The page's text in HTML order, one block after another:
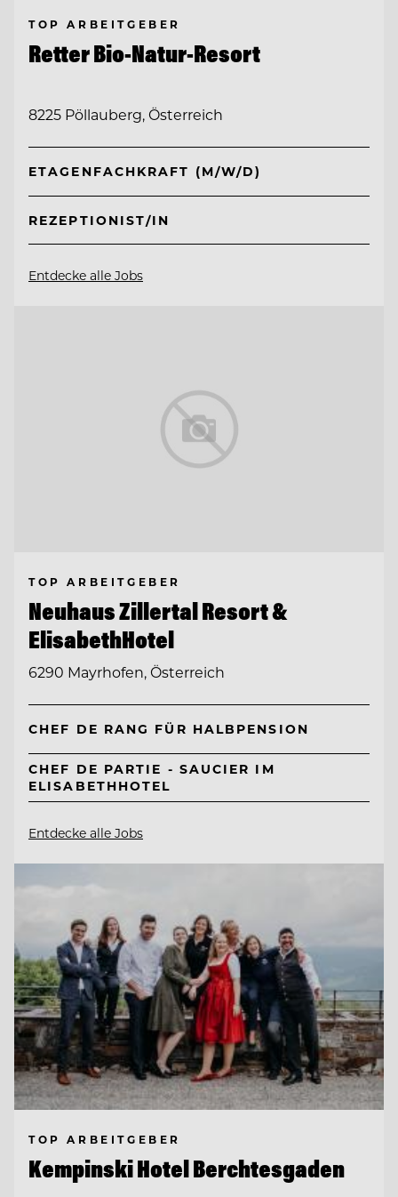
TOP ARBEITGEBER
Retter Bio-Natur-Resort
8225 Pöllauberg, Österreich
ETAGENFACHKRAFT (M/W/D)
REZEPTIONIST/IN
Entdecke alle Jobs
TOP ARBEITGEBER
Neuhaus Zillertal Resort &
ElisabethHotel
6290 Mayrhofen, Österreich
CHEF DE RANG FÜR HALBPENSION
CHEF DE PARTIE - SAUCIER IM
ELISABETHHOTEL
Entdecke alle Jobs
TOP ARBEITGEBER
Kempinski Hotel Berchtesgaden